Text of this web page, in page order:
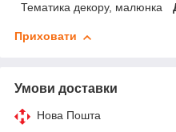
Тематика декору, малюнка
Приховати
Умови доставки
Нова Пошта